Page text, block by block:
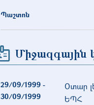
Պաշտոն
Միջազգային
29/09/1999 -
30/09/1999
Օտար
ԵՊՀ